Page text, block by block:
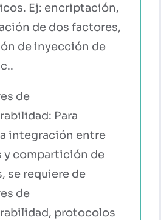
Ej: encriptación,
de dos factores,
de inyección de
de
Para
integración entre
y compartición de
se requiere de
de
protocolos